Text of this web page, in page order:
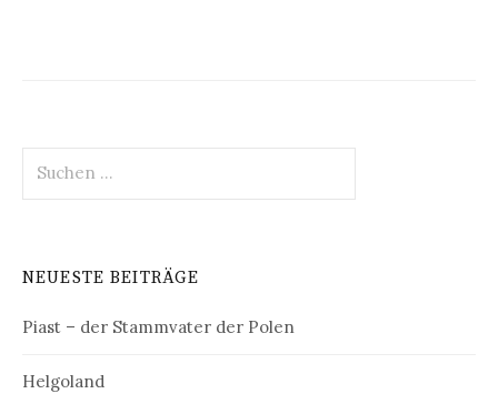
nach:
NEUESTE BEITRÄGE
Piast – der Stammvater der Polen
Helgoland